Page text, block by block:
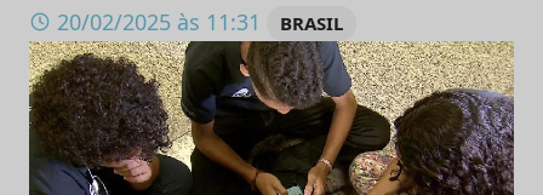
20/02/2025 às 11:31 BRASIL